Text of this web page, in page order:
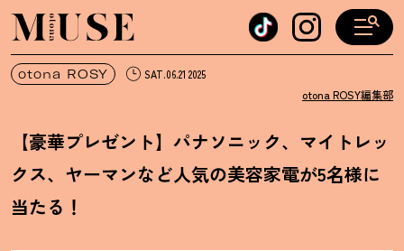
オトナミューズ ウェブ
otona ROSY SAT.06.21 2025
otona ROSY編集部
【豪華プレゼント】パナソニック、マイトレッ
クス、ヤーマンなど人気の美容家電が5名様に
当たる ！